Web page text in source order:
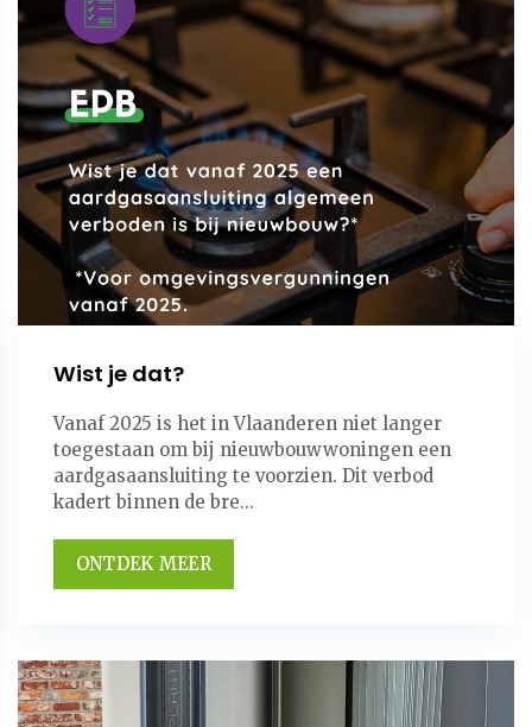
Wist je dat?
Vanaf 2025 is het in Vlaanderen niet langer
toegestaan om bij nieuwbouwwoningen een
aardgasaansluiting te voorzien. Dit verbod
kadert binnen de bre...
ONTDEK MEER